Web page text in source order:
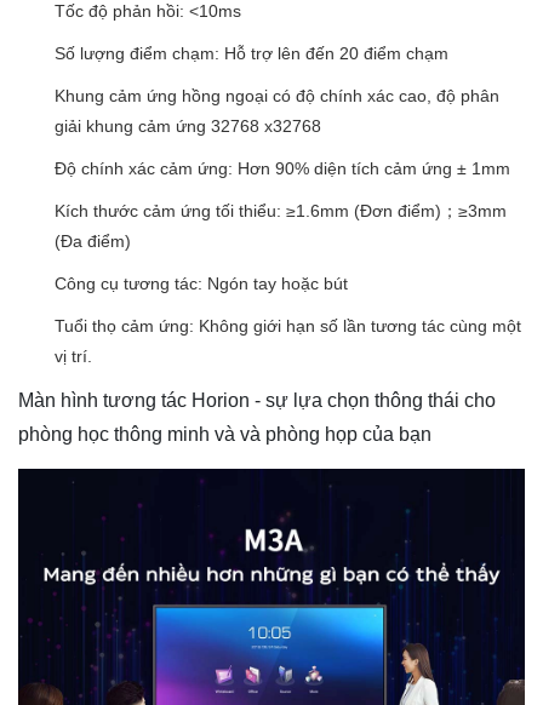
Tốc độ phản hồi: <10ms
Số lượng điểm chạm: Hỗ trợ lên đến 20 điểm chạm
Khung cảm ứng hồng ngoại có độ chính xác cao, độ phân
giải khung cảm ứng 32768 x32768
Độ chính xác cảm ứng: Hơn 90% diện tích cảm ứng ± 1mm
Kích thước cảm ứng tối thiểu: ≥1.6mm (Đơn điểm)；≥3mm
(Đa điểm)
Công cụ tương tác: Ngón tay hoặc bút
Tuổi thọ cảm ứng: Không giới hạn số lần tương tác cùng một
vị trí.
Màn hình tương tác Horion - sự lựa chọn thông thái cho
phòng học thông minh và và phòng họp của bạn